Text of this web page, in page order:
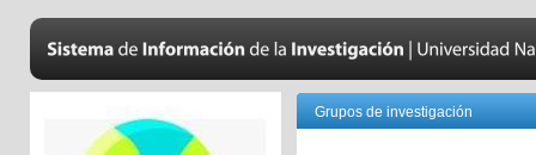
Grupos de investigación